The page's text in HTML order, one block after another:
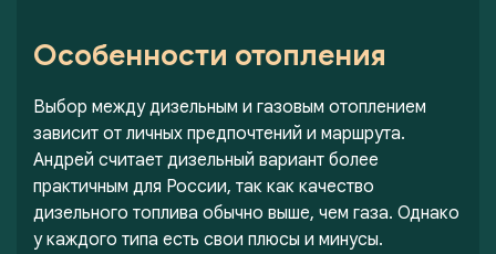
Особенности отопления
Выбор между дизельным и газовым отоплением
зависит от личных предпочтений и маршрута.
Андрей считает дизельный вариант более
практичным для России, так как качество
дизельного топлива обычно выше, чем газа. Однако
у каждого типа есть свои плюсы и минусы.